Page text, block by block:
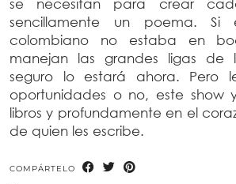
se necesitan para crear
sencillamente un poema.
colombiano no estaba en
manejan las grandes ligas de
seguro lo estará ahora. Pero
oportunidades o no, este show
libros y profundamente en el
de quien les escribe.
COMPÁRTELO